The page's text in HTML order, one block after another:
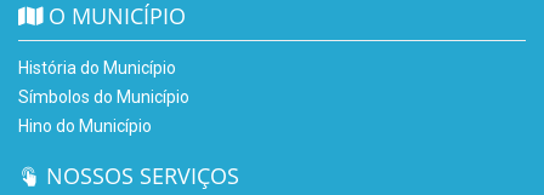
O MUNICÍPIO
História do Município
Símbolos do Município
Hino do Município
NOSSOS SERVIÇOS